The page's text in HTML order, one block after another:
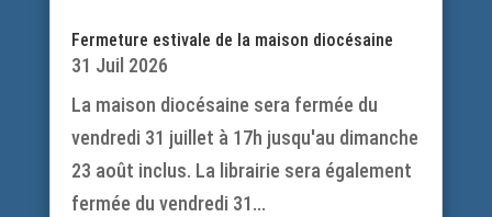
Fermeture estivale de la maison diocésaine
31 Juil 2026
La maison diocésaine sera fermée du
vendredi 31 juillet à 17h jusqu'au dimanche
23 août inclus. La librairie sera également
fermée du vendredi 31...